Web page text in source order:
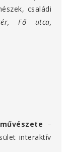
családi
Fő utca,
–
interaktív